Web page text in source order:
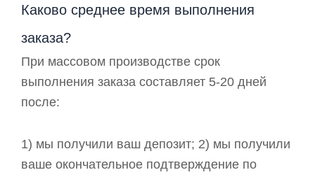
Каково среднее время выполнения
заказа?
При массовом производстве срок
выполнения заказа составляет 5-20 дней
после:
1) мы получили ваш депозит; 2) мы получили
ваше окончательное подтверждение по